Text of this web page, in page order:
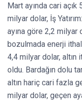
Mart ayında cari
milyar dolar, İş
ayına göre 2,2 milyar
bozulmada enerji
4,4 milyar dolar, altın
oldu. Bardağın dolu
altın hariç cari fazla
milyar dolar, geçen